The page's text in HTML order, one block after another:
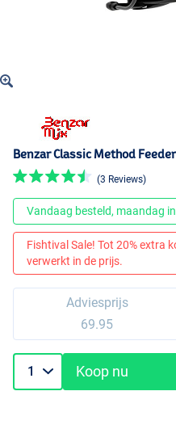
Benzar Classic Method
(3 Reviews)
Vandaag besteld, maandag
Fishtival Sale! Tot 20% extra
verwerkt in de prijs.
Adviesprijs
69.95
Koop nu